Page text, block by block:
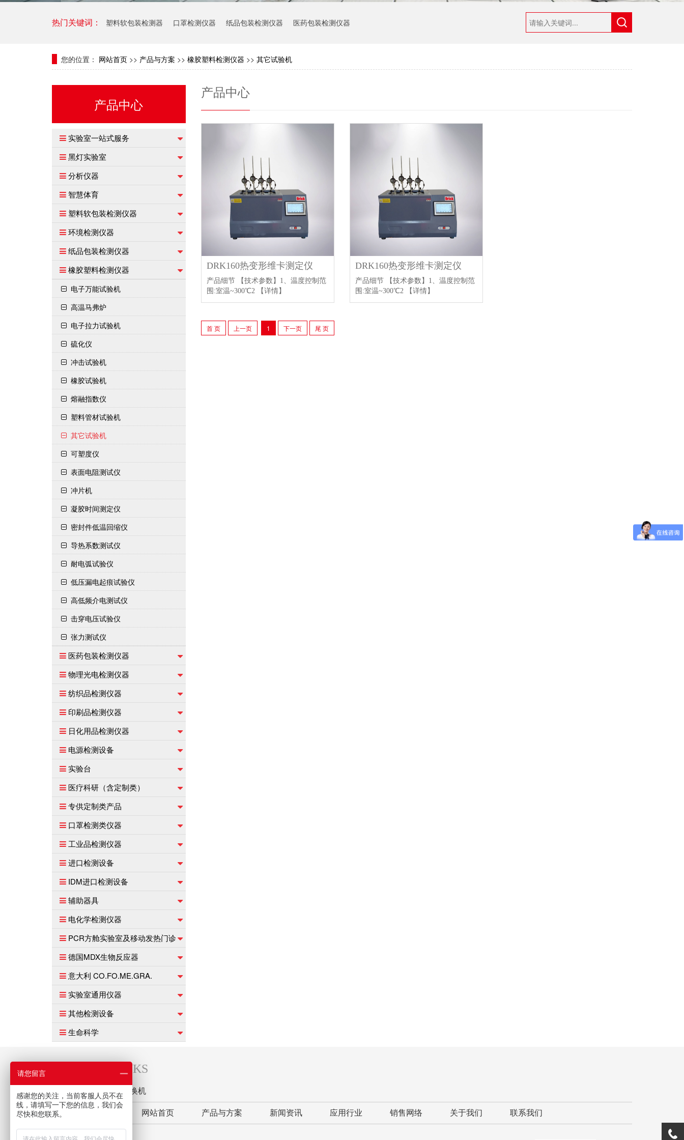
热门关键词： 塑料软包装检测器 口罩检测仪器 纸品包装检测仪器 医药包装检测仪器
您的位置： 网站首页 >> 产品与方案 >> 橡胶塑料检测仪器 >> 其它试验机
产品中心
实验室一站式服务
黑灯实验室
分析仪器
智慧体育
塑料软包装检测仪器
环境检测仪器
纸品包装检测仪器
橡胶塑料检测仪器
电子万能试验机
高温马弗炉
电子拉力试验机
硫化仪
冲击试验机
橡胶试验机
熔融指数仪
塑料管材试验机
其它试验机
可塑度仪
表面电阻测试仪
冲片机
凝胶时间测定仪
密封件低温回缩仪
导热系数测试仪
耐电弧试验仪
低压漏电起痕试验仪
高低频介电测试仪
击穿电压试验仪
张力测试仪
医药包装检测仪器
物理光电检测仪器
纺织品检测仪器
印刷品检测仪器
日化用品检测仪器
电源检测设备
实验台
医疗科研（含定制类）
专供定制类产品
口罩检测类仪器
工业品检测仪器
进口检测设备
IDM进口检测设备
辅助器具
电化学检测仪器
PCR方舱实验室及移动发热门诊
德国MDX生物反应器
意大利 CO.FO.ME.GRA.
实验室通用仪器
其他检测设备
生命科学
产品中心
DRK160热变形维卡测定仪
产品细节 【技术参数】1、温度控制范
围:室温~300℃2
【详情】
DRK160热变形维卡测定仪
产品细节 【技术参数】1、温度控制范
围:室温~300℃2
【详情】
首 页 上一页 1 下一页 尾 页
LINKS
德瑞克仪器 工业交换机
网站首页 产品与方案 新闻资讯 应用行业 销售网络 关于我们 联系我们
请您留言
感谢您的关注，当前客服人员不在
线，请填写一下您的信息，我们会
尽快和您联系。